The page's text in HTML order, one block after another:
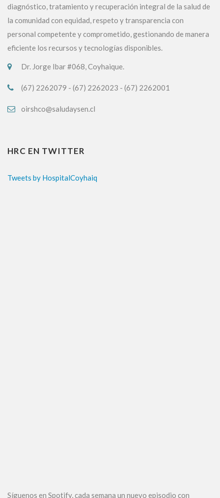
diagnóstico, tratamiento y recuperación integral de la salud de
la comunidad con equidad, respeto y transparencia con
personal competente y comprometido, gestionando de manera
eficiente los recursos y tecnologías disponibles.
Dr. Jorge Ibar #068, Coyhaique.
(67) 2262079 - (67) 2262023 - (67) 2262001
oirshco@saludaysen.cl
HRC EN TWITTER
Tweets by HospitalCoyhaiq
Síguenos en Spotify, cada semana un nuevo episodio con